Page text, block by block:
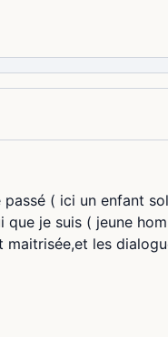
( ici un enfant
je suis ( jeune
les